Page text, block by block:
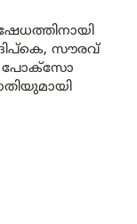
സൗരവ്
പോക്സോ